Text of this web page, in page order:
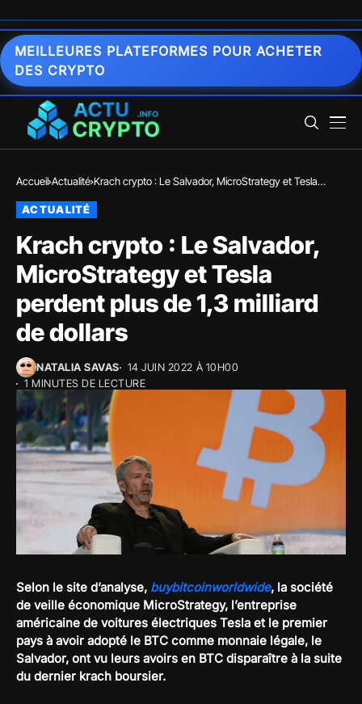
MEILLEURES PLATEFORMES POUR ACHETER
DES CRYPTO
Accueil Actualité Krach crypto : Le Salvador, MicroStrategy et Tesla
ACTUALITÉ
Krach crypto : Le Salvador,
MicroStrategy et Tesla
perdent plus de 1,3 milliard
de dollars
NATALIA SAVAS
14 JUIN 2022 À 10H00
1 MINUTES DE LECTURE
Selon le site d’analyse, buybitcoinworldwide, la société
de veille économique MicroStrategy, l’entreprise
américaine de voitures électriques Tesla et le premier
pays à avoir adopté le BTC comme monnaie légale, le
Salvador, ont vu leurs avoirs en BTC disparaître à la suite
du dernier krach boursier.